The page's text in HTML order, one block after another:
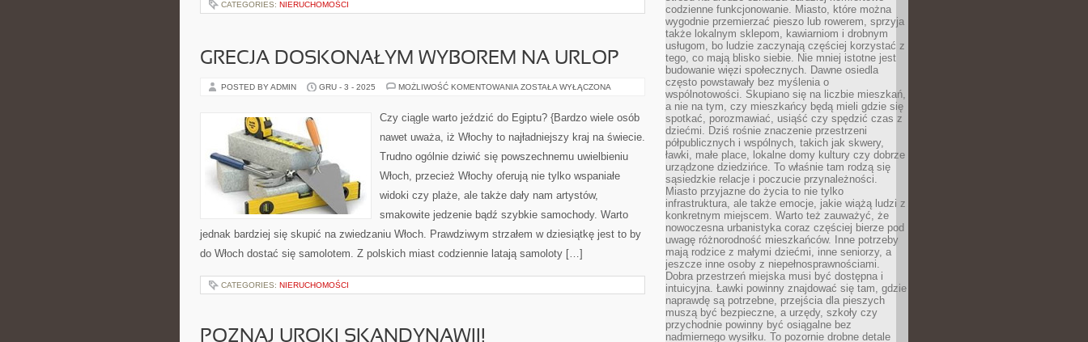
CATEGORIES: NIERUCHOMOŚCI
GRECJA DOSKONAŁYM WYBOREM NA URLOP
POSTED BY ADMIN GRU - 3 - 2025 MOŻLIWOŚĆ KOMENTOWANIA GRECJA
NA
URLOP
ZOSTAŁA WYŁĄCZONA
Czy ciągle warto jeździć do Egiptu? {Bardzo wiele osób
nawet uważa, iż Włochy to najładniejszy kraj na świecie.
Trudno ogólnie dziwić się powszechnemu uwielbieniu
Włoch, przecież Włochy oferują nie tylko wspaniałe
widoki czy plaże, ale także dały nam artystów,
smakowite jedzenie bądź szybkie samochody. Warto
jednak bardziej się skupić na zwiedzaniu Włoch. Prawdziwym strzałem w dziesiątkę jest to by
do Włoch dostać się samolotem. Z polskich miast codziennie latają samoloty […]
CATEGORIES: NIERUCHOMOŚCI
POZNAJ UROKI SKANDYNAWII!
codzienne funkcjonowanie. Miasto, które można
wygodnie przemierzać pieszo lub rowerem, sprzyja
także lokalnym sklepom, kawiarniom i drobnym
usługom, bo ludzie zaczynają częściej korzystać z
tego, co mają blisko siebie. Nie mniej istotne jest
budowanie więzi społecznych. Dawne osiedla
często powstawały bez myślenia o
wspólnotowości. Skupiano się na liczbie mieszkań,
a nie na tym, czy mieszkańcy będą mieli gdzie się
spotkać, porozmawiać, usiąść czy spędzić czas z
dziećmi. Dziś rośnie znaczenie przestrzeni
półpublicznych i wspólnych, takich jak skwery,
ławki, małe place, lokalne domy kultury czy dobrze
urządzone dziedzińce. To właśnie tam rodzą się
sąsiedzkie relacje i poczucie przynależności.
Miasto przyjazne do życia to nie tylko
infrastruktura, ale także emocje, jakie wiążą ludzi z
konkretnym miejscem. Warto też zauważyć, że
nowoczesna urbanistyka coraz częściej bierze pod
uwagę różnorodność mieszkańców. Inne potrzeby
mają rodzice z małymi dziećmi, inne seniorzy, a
jeszcze inne osoby z niepełnosprawnościami.
Dobra przestrzeń miejska musi być dostępna i
intuicyjna. Ławki powinny znajdować się tam, gdzie
naprawdę są potrzebne, przejścia dla pieszych
muszą być bezpieczne, a urzędy, szkoły czy
przychodnie powinny być osiągalne bez
nadmiernego wysiłku. To pozornie drobne detale